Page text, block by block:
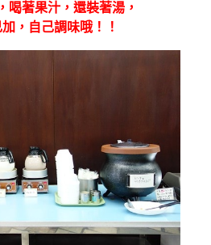
喝著果汁，還裝著湯，
，自己調味哦！！